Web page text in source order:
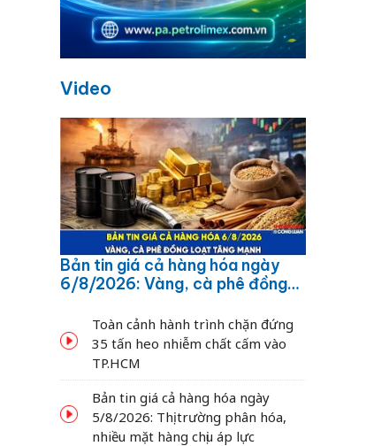
Video
Bản tin giá cả hàng hóa ngày
6/8/2026: Vàng, cà phê đồng
Toàn cảnh hành trình chặn đứng
35 tấn heo nhiễm chất cấm vào
TP.HCM
Bản tin giá cả hàng hóa ngày
5/8/2026: Thị trường phân hóa,
nhiều mặt hàng chịu áp lực